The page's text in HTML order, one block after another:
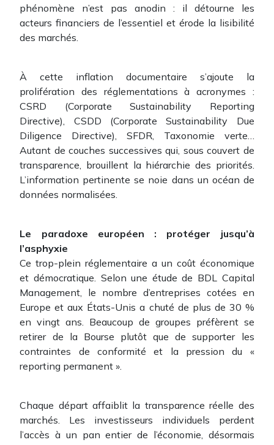
phénomène n’est pas anodin : il détourne les
acteurs financiers de l’essentiel et érode la lisibilité
des marchés.
À cette inflation documentaire s’ajoute la
prolifération des réglementations à acronymes :
CSRD (Corporate Sustainability Reporting
Directive), CSDD (Corporate Sustainability Due
Diligence Directive), SFDR, Taxonomie verte…
Autant de couches successives qui, sous couvert de
transparence, brouillent la hiérarchie des priorités.
L’information pertinente se noie dans un océan de
données normalisées.
Le paradoxe européen : protéger jusqu’à
l’asphyxie
Ce trop-plein réglementaire a un coût économique
et démocratique. Selon une étude de BDL Capital
Management, le nombre d’entreprises cotées en
Europe et aux États-Unis a chuté de plus de 30 %
en vingt ans. Beaucoup de groupes préfèrent se
retirer de la Bourse plutôt que de supporter les
contraintes de conformité et la pression du «
reporting permanent ».
Chaque départ affaiblit la transparence réelle des
marchés. Les investisseurs individuels perdent
l’accès à un pan entier de l’économie, désormais